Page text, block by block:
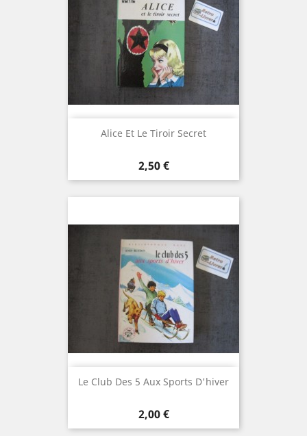
Alice Et Le Tiroir Secret
Prix
2,50 €
Le Club Des 5 Aux Sports D'hiver
Prix
2,00 €